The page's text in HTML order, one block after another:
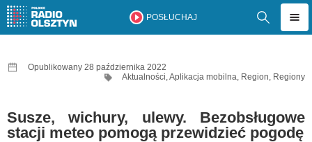
POSŁUCHAJ
Opublikowany 28 października 2022
Aktualności,Aplikacja mobilna, Region, Regiony
Susze, wichury, ulewy. Bezobsługowe
stacji meteo pomogą przewidzieć pogodę